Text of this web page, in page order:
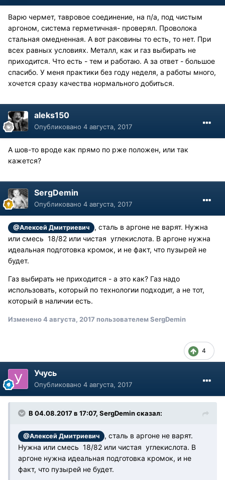
Варю чермет, тавровое соединение, на п/а, под чистым
аргоном, система герметичная- проверял. Проволока
стальная омедненная. А вот раковины то есть, то нет. При
всех равных условиях. Металл, как и газ выбирать не
приходится. Что есть - тем и работаю. А за ответ - большое
спасибо. У меня практики без году неделя, а работы много,
хочется сразу качества нормального добиться.
aleks150
Опубликовано 4 августа, 2017
А шов-то вроде как прямо по рже положен, или так
кажется?
SergDemin
Опубликовано 4 августа, 2017
@Алексей Дмитриевич
, сталь в аргоне не варят. Нужна
или смесь 18/82 или чистая углекислота. В аргоне нужна
идеальная подготовка кромок, и не факт, что пузырей не
будет.
Газ выбирать не приходится - а это как? Газ надо
использовать, который по технологии подходит, а не тот,
который в наличии есть.
Изменено4 августа, 2017 пользователем SergDemin
4
Учусь
Опубликовано 4 августа, 2017
В 04.08.2017 в 17:07, SergDemin сказал:
@Алексей Дмитриевич
, сталь в аргоне не варят.
Нужна или смесь 18/82 или чистая углекислота. В
аргоне нужна идеальная подготовка кромок, и не
факт, что пузырей не будет.